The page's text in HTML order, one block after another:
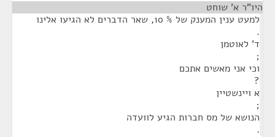
היו"ר א' שוחט
למעט ענין המענק של % 10, שאר הדברים לא הגיעו אלינו
.
ד' לאוטמן
;
וכי אני מאשים אתכם
?
א ויינשטיין
;
הנושא של מס חברות הגיע לוועדה
.